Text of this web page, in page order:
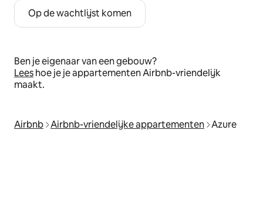
Op de wachtlijst komen
Ben je eigenaar van een gebouw?
Leeshoe je je appartementen Airbnb-vriendelijk
maakt.
Airbnb Airbnb-vriendelijke appartementen Azure